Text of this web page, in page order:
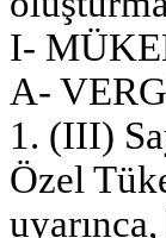
I-
A-
1. (III)
Özel